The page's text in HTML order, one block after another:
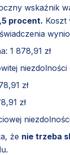
wskaźnik
procent. Koszt
1 878,91 zł
zł
zł
że nie trzeba